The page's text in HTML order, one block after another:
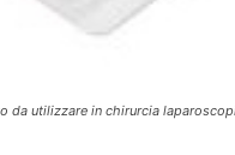
da utilizzare in chirurcia